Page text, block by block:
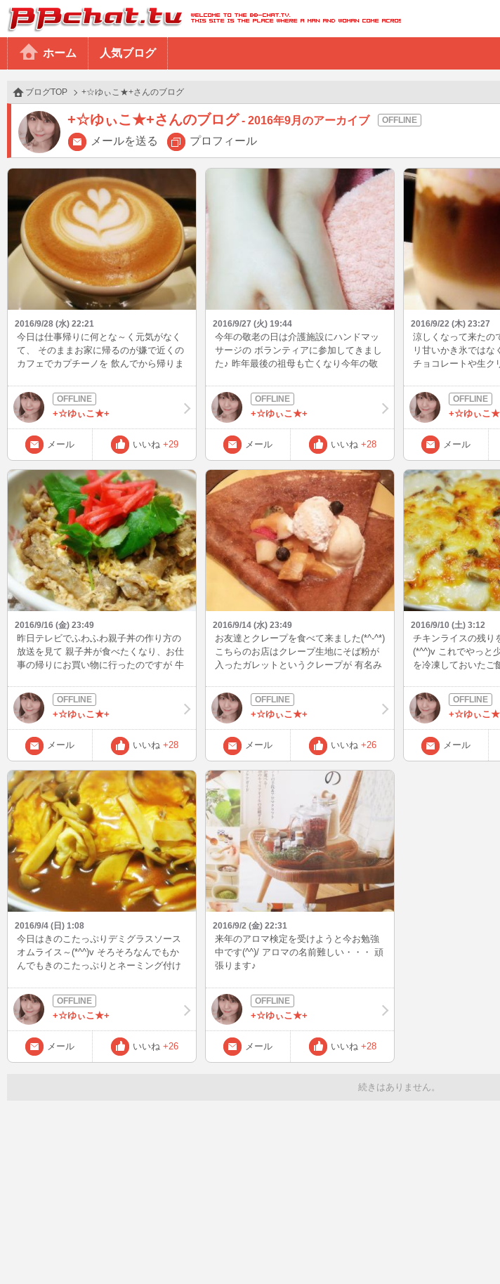
BBchatTV
ホーム 人気ブログ
ブログTOP +☆ゆぃこ★+さんのブログ
+☆ゆぃこ★+さんのブログ
2016年9月のアーカイブ
メールを送る
プロフィール
2016/9/28 (水) 22:21
今日は仕事帰りに何とな～く元気がなく
て、 そのままお家に帰るのが嫌で近くの
カフェでカプチーノを 飲んでから帰りま
いてくれます(*^^)v 夏はアイスを飲むの
で描いて貰えないのですが、 冬は大体カ
プチーノを注文するのでどんな絵を描い
て貰えるか 楽しみなんです(*^-^*) 少し元
気になれた～
+☆ゆぃこ★+
メール いいね +29
2016/9/27 (火) 19:44
今年の敬老の日は介護施設にハンドマッ
サージの ボランティアに参加してきまし
た♪ 昨年最後の祖母も亡くなり今年の敬
のですが、友人にボランティアに誘って
もらったので参加 してきました(*^-^*) お
じいちゃん・おばあちゃんにゆっくりゆ
っくりアロマの入ったオイルで ハンドマ
ッサージをさせてもらったのですが、 み
んないい香り！気持ちいい～！と大喜び
でした！ アロマの香りで脳が活性化する
みたいです。 ご家族に、高齢の方がいら
っしゃる方は是非 腕と手をアロマオイル
でゆっくりさすってあげるだけでもいい
ので マッサージしてあげてください♪ ア
ロママッサージの日は夜のナースコール
が減るぐらい効果があるみたいです(*^^)v
+☆ゆぃこ★+
メール いいね +28
2016/9/22 (木) 23:27
涼しくなって来たの
リ甘いかき氷ではな
チョコレートや生ク
ので甘くて美味しい
れますように(*^^)v
+☆ゆぃこ
メール
2016/9/16 (金) 23:49
昨日テレビでふわふわ親子丼の作り方の
放送を見て 親子丼が食べたくなり、お仕
事の帰りにお買い物に行ったのですが 牛
を作りました(*^-^*) ふわふわに美味しく
作るコツは、卵をとじる時に白身と黄身
を分けてとじるのがコツ だそうです!(^^)!
牛丼を食べる時もたくさん紅ショウガを
乗せて食べるのが大好きなので 紅ショウ
ガも買ってきました♪ 牛丼は卵入れる派
ですか？つゆだく派ですか？ 美味しかっ
た～(*^^)vごちそうさまでした！
+☆ゆぃこ★+
メール いいね +28
2016/9/14 (水) 23:49
お友達とクレープを食べて来ました(*^-^*)
こちらのお店はクレープ生地にそば粉が
入ったガレットというクレープが 有名み
って来てどんどん甘い物が恋しいです!
(^^)!
+☆ゆぃこ★+
メール いいね +26
2016/9/10 (土) 3:12
チキンライスの残り
(*^^)v これでやっと
を冷凍しておいたご
食べるぞ～(*^-^*) そ
すね♪ 白米に合う1
か？
+☆ゆぃこ
メール
2016/9/4 (日) 1:08
今日はきのこたっぷりデミグラスソース
オムライス～(*^^)v そろそろなんでもか
んでもきのこたっぷりとネーミング付け
チャップだけのオムライスも大好きです
が、 デミグラスソースのオムライスも
時々食べたくなっちゃいます(*^-^*)
+☆ゆぃこ★+
メール いいね +26
2016/9/2 (金) 22:31
来年のアロマ検定を受けようと今お勉強
中です(^^)/ アロマの名前難しい・・・ 頑
張ります♪
+☆ゆぃこ★+
メール いいね +28
続きはありません。